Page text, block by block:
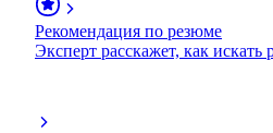
Рекомендация по резюме
Эксперт расскажет, как искать